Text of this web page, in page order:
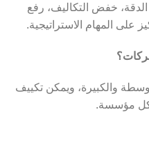
خفض التكاليف، رفع
على المهام الاستراتيجية.
والكبيرة، ويمكن تكييف
كل مؤسسة.